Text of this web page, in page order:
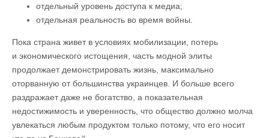
отдельный уровень доступа к медиа;
отдельная реальность во время войны.
Пока страна живет в условиях мобилизации, потерь
и экономического истощения, часть модной элиты
продолжает демонстрировать жизнь, максимально
оторванную от большинства украинцев. И больше всего
раздражает даже не богатство, а показательная
недостижимость и уверенность, что общество должно молча
увлекаться любым продуктом только потому, что его носит